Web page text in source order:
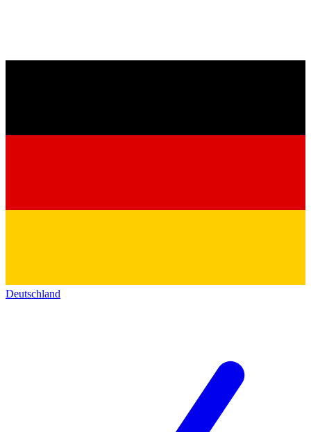
Deutschland